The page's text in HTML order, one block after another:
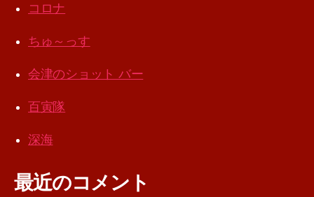
コロナ
ちゅ～っす
会津のショット バー
百寅隊
深海
最近のコメント